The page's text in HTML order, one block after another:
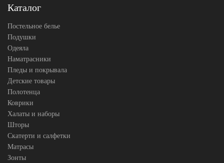
Производитель
Каталог
Постельное белье
Подушки
Одеяла
Наматрасники
Пледы и покрывала
Детские товары
Полотенца
Коврики
Халаты и наборы
Шторы
Скатерти и салфетки
Матрасы
Зонты